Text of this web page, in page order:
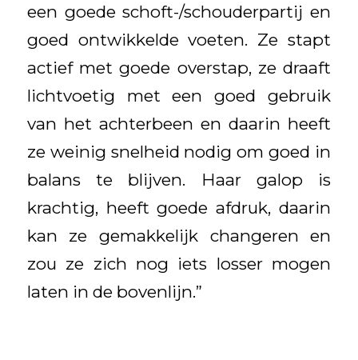
een goede schoft-/schouderpartij en
goed ontwikkelde voeten. Ze stapt
actief met goede overstap, ze draaft
lichtvoetig met een goed gebruik
van het achterbeen en daarin heeft
ze weinig snelheid nodig om goed in
balans te blijven. Haar galop is
krachtig, heeft goede afdruk, daarin
kan ze gemakkelijk changeren en
zou ze zich nog iets losser mogen
laten in de bovenlijn.”